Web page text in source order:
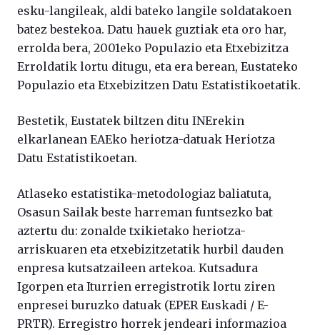
esku-langileak, aldi bateko langile soldatakoen
batez bestekoa. Datu hauek guztiak eta oro har,
errolda bera, 2001eko Populazio eta Etxebizitza
Erroldatik lortu ditugu, eta era berean, Eustateko
Populazio eta Etxebizitzen Datu Estatistikoetatik.
Bestetik, Eustatek biltzen ditu INErekin
elkarlanean EAEko heriotza-datuak Heriotza
Datu Estatistikoetan.
Atlaseko estatistika-metodologiaz baliatuta,
Osasun Sailak beste harreman funtsezko bat
aztertu du: zonalde txikietako heriotza-
arriskuaren eta etxebizitzetatik hurbil dauden
enpresa kutsatzaileen artekoa. Kutsadura
Igorpen eta Iturrien erregistrotik lortu ziren
enpresei buruzko datuak (EPER Euskadi / E-
PRTR). Erregistro horrek jendeari informazioa